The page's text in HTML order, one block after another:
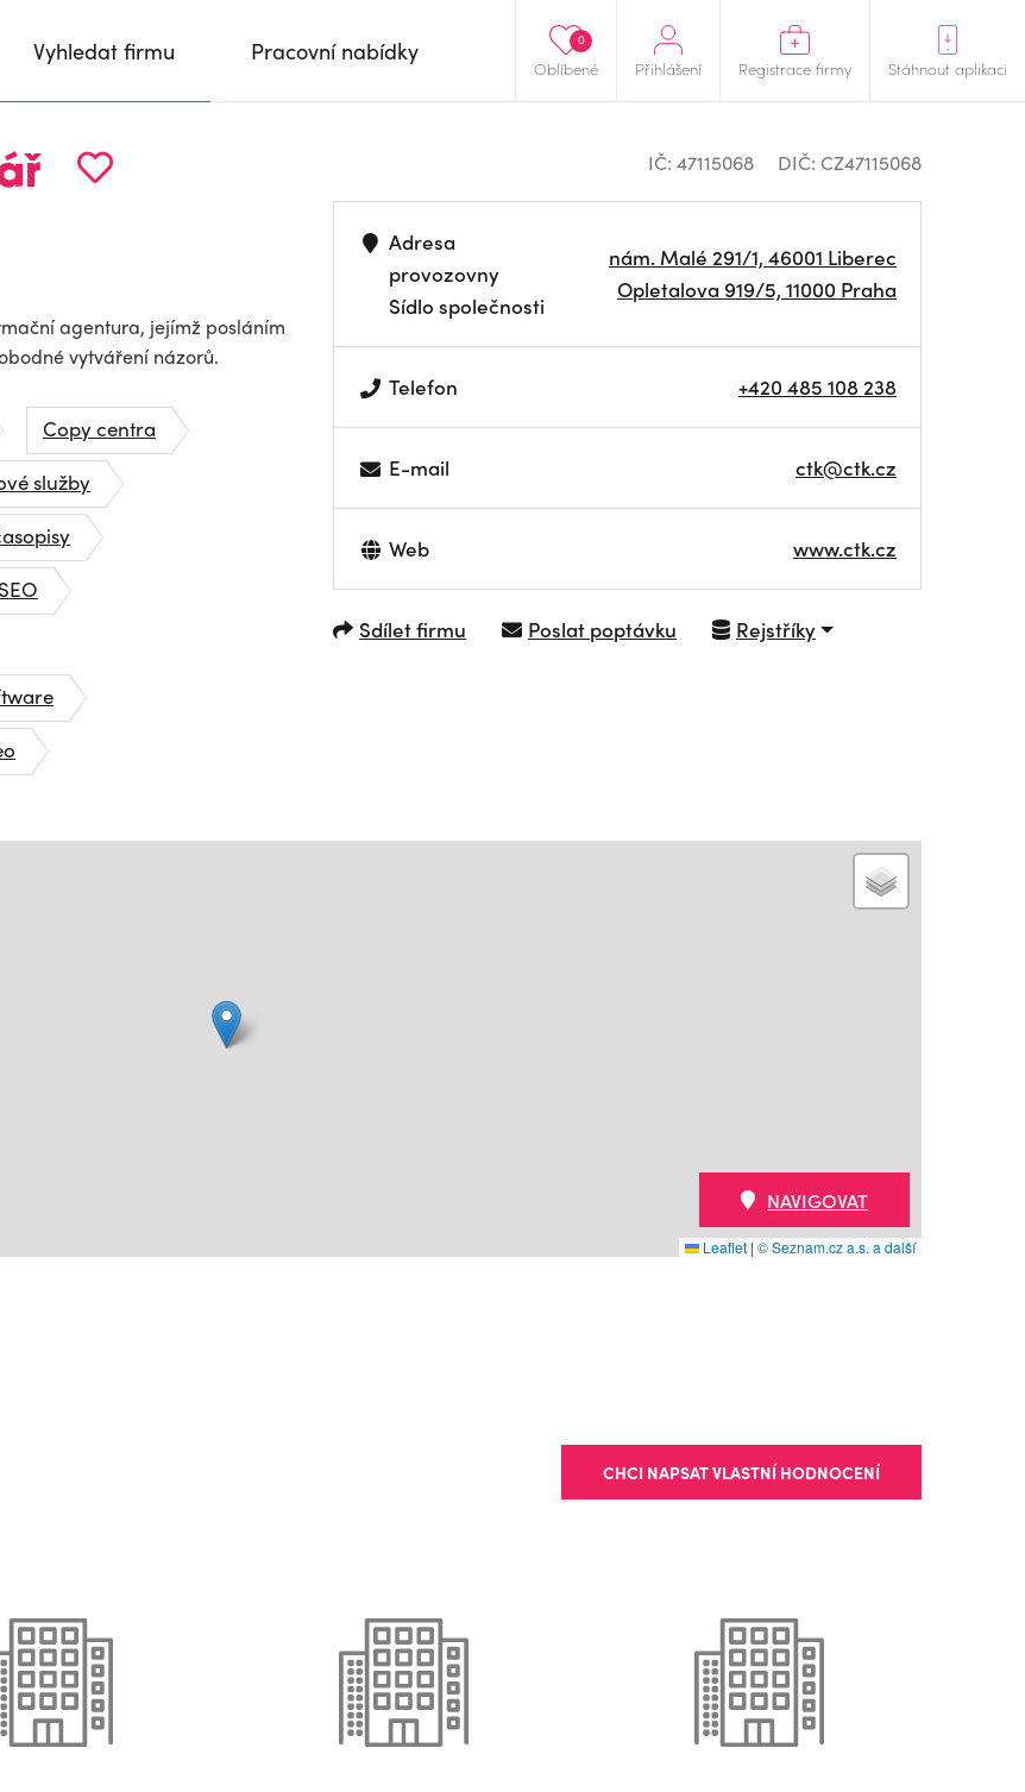
Oblíbené
0
Přihlášení Registrace firmy Stáhnout aplikaci
Vyhledat firmu Pracovní nabídky
agentura, jejímž posláním
vytváření názorů.
Copy centra
služby
IČ: 47115068 DIČ: CZ47115068
Adresa
provozovny
Sídlo společnosti
nám. Malé 291/1, 46001 Liberec
Opletalova 919/5, 11000 Praha
Telefon +420 485 108 238
E-mail ctk@ctk.cz
Web www.ctk.cz
Sdílet firmu Poslat poptávku Rejstříky
Leaflet | © Seznam.cz a.s. a další
NAVIGOVAT
CHCI NAPSAT VLASTNÍ HODNOCENÍ